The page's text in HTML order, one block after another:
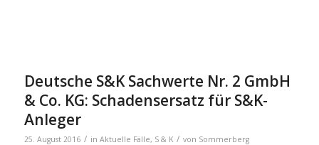
Deutsche S&K Sachwerte Nr. 2 GmbH
& Co. KG: Schadensersatz für S&K-
Anleger
25. August 2016 / in Aktuelle Fälle, S & K / von Sommerberg